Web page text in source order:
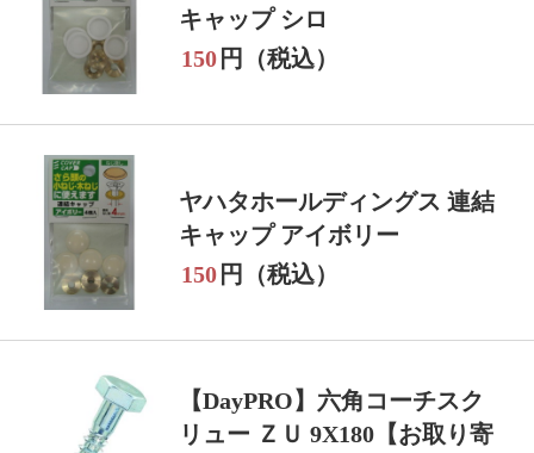
キャップ シロ
150 円（税込）
ヤハタホールディングス 連結
キャップ アイボリー
150 円（税込）
【DayPRO】六角コーチスク
リュー ＺＵ 9X180【お取り寄